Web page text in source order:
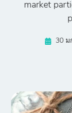
market
30 ม